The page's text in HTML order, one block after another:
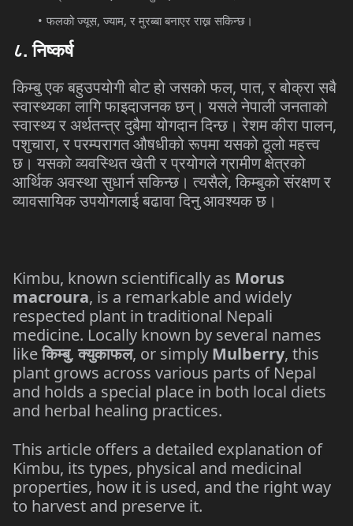
फलको ज्यूस, ज्याम, र मुरब्बा बनाएर राख्न सकिन्छ।
८.निष्कर्ष
किम्बु एक बहुउपयोगी बोट हो जसको फल,पात,र बोक्रा सबै
स्वास्थ्यका लागि फाइदाजनक छन्। यसले नेपाली जनताको
स्वास्थ्य र अर्थतन्त्र दुबैमा योगदान दिन्छ। रेशम कीरा पालन,
पशुचारा,र परम्परागत औषधीको रूपमा यसको ठूलो महत्त्व
छ। यसको व्यवस्थित खेती र प्रयोगले ग्रामीण क्षेत्रको
आर्थिक अवस्था सुधार्न सकिन्छ। त्यसैले,किम्बुको संरक्षण र
व्यावसायिक उपयोगलाई बढावा दिनु आवश्यक छ।
Kimbu, known scientifically as Morus
macroura, is a remarkable and widely
respected plant in traditional Nepali
medicine. Locally known by several names
likeकिम्बु,क्युकाफल, or simply Mulberry, this
plant grows across various parts of Nepal
and holds a special place in both local diets
and herbal healing practices.
This article offers a detailed explanation of
Kimbu, its types, physical and medicinal
properties, how it is used, and the right way
to harvest and preserve it.